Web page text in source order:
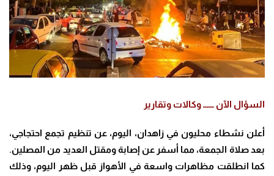
السؤال الآن ــــــ وكالات وتقارير
أعلن نشطاء محليون في زاهدان، اليوم، عن تنظيم تجمع احتجاجي،
بعد صلاة الجمعة، مما أسفر عن إصابة ومقتل العديد من المصلين.
كما انطلقت مظاهرات واسعة في الأهواز قبل ظهر اليوم، وذلك